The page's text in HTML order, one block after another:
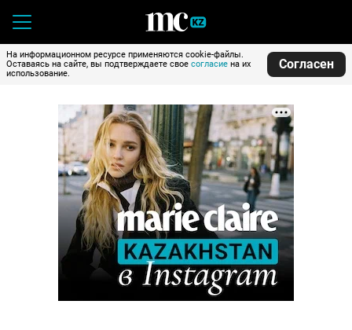
На информационном ресурсе применяются cookie-файлы.
Оставаясь на сайте, вы подтверждаете свое согласие на их
использование.
Согласен